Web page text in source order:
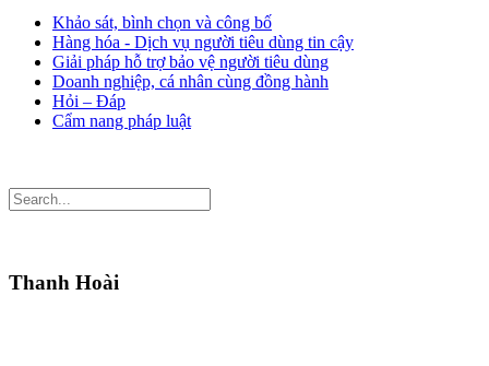
Khảo sát, bình chọn và công bố
Hàng hóa - Dịch vụ người tiêu dùng tin cậy
Giải pháp hỗ trợ bảo vệ người tiêu dùng
Doanh nghiệp, cá nhân cùng đồng hành
Hỏi – Đáp
Cẩm nang pháp luật
Thanh Hoài